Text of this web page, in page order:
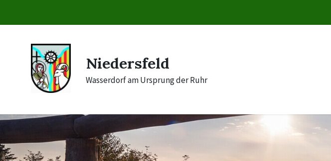
content
main
footer
Niedersfeld
Wasserdorf am Ursprung der Ruhr